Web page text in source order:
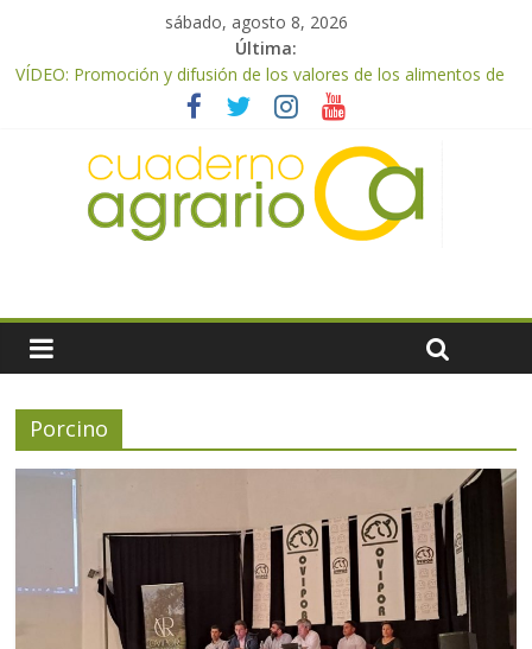
sábado, agosto 8, 2026
Última:
VÍDEO: Promoción y difusión de los valores de los alimentos de
origen cooperativo en escuelas de hostelería
UPA Granada advierte de una vendimia marcada por el
desplome de la demanda, que obligará a muchos viticultores a
dejar la uva en el campo
El Ministerio de Agricultura, Pesca y Alimentación impulsa un
nuevo protocolo de certificación del ibérico para reforzar la
meteorológicas y la incertidumbre en los precios
El Ministerio de Agricultura, Pesca y Alimentación autoriza el
remanentes disponibles
Porcino